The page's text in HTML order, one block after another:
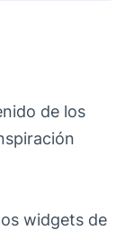
de los
widgets de